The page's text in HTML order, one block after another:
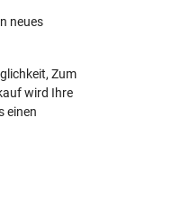
neues
Zum
wird Ihre
einen